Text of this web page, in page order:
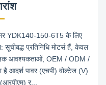
YDK140-150-6T5 के लिए
प्रतिनिधि मोटर्स हैं, केवल
आवश्यकताओं, OEM / ODM /
आदर्श पावर (एचपी) वोल्टेज (V)
र...